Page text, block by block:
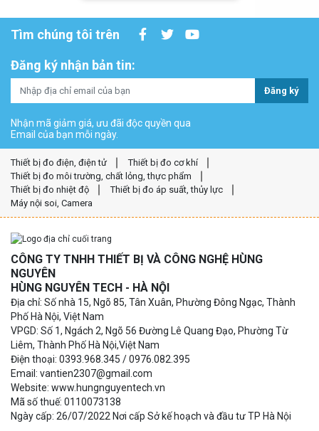
Tìm chúng tôi trên
Đăng ký nhận bản tin:
Đăng ký
Nhận mã giảm giá, ưu đãi độc quyền qua
Email của bạn mỗi ngày.
Thiết bị đo điện, điện tử
Thiết bị đo cơ khí
Thiết bị đo môi trường, chất lỏng, thực phẩm
Thiết bị đo nhiệt độ
Thiết bị đo áp suất, thủy lực
Máy nội soi, Camera
CÔNG TY TNHH THIẾT BỊ VÀ CÔNG NGHỆ HÙNG
NGUYÊN
HÙNG NGUYÊN TECH - HÀ NỘI
Địa chỉ: Số nhà 15, Ngõ 85, Tân Xuân, Phường Đông Ngạc, Thành
Phố Hà Nội, Việt Nam
VPGD: Số 1, Ngách 2, Ngõ 56 Đường Lê Quang Đạo, Phường Từ
Liêm, Thành Phố Hà Nội,Việt Nam
Điện thoại: 0393.968.345 / 0976.082.395
Email: vantien2307@gmail.com
Website: www.hungnguyentech.vn
Mã số thuế: 0110073138
Ngày cấp: 26/07/2022 Nơi cấp Sở kế hoạch và đầu tư TP Hà Nội